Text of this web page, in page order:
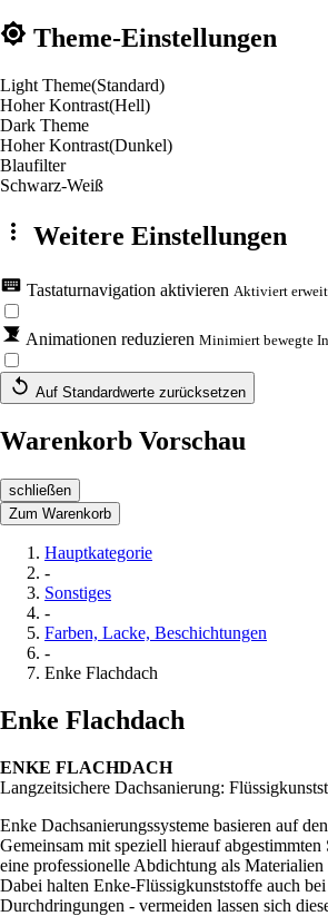
Theme-Einstellungen
Light Theme(Standard)
Hoher Kontrast(Hell)
Dark Theme
Hoher Kontrast(Dunkel)
Blaufilter
Schwarz-Weiß
Weitere Einstellungen
Tastaturnavigation aktivieren Aktiviert
Animationen reduzieren Minimiert bewegte
Auf Standardwerte zurücksetzen
Warenkorb Vorschau
schließen
Zum Warenkorb
Hauptkategorie
-
Sonstiges
-
Farben, Lacke, Beschichtungen
-
Enke Flachdach
Enke Flachdach
ENKE FLACHDACH
Langzeitsichere Dachsanierung:
Enke Dachsanierungssysteme basieren auf
Gemeinsam mit speziell hierauf
eine professionelle Abdichtung als
Dabei halten Enke-Flüssigkunststoffe auch
Durchdringungen - vermeiden lassen sich